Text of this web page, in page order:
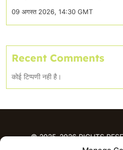
09 अगस्त 2026, 14:30 GMT
Recent Comments
कोई टिप्पणी नही है।
© 2025-2026 RIGHTS